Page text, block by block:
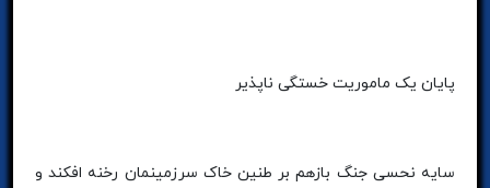
پایان یک ماموریت خستگی ناپذیر
سایه نحسی جنگ بازهم بر طنین خاک سرزمینمان رخنه افکند و